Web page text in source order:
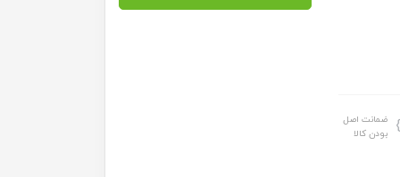
ضمانت اصل
بودن کالا